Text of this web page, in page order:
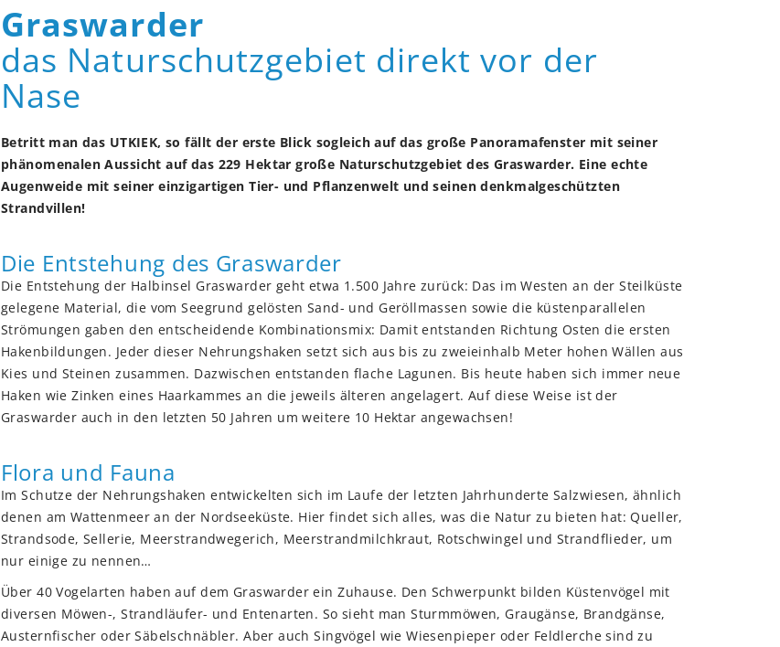
Graswarder
das Naturschutzgebiet direkt vor der
Nase
Betritt man das UTKIEK, so fällt der erste Blick sogleich auf das große Panoramafenster mit seiner
phänomenalen Aussicht auf das 229 Hektar große Naturschutzgebiet des Graswarder. Eine echte
Augenweide mit seiner einzigartigen Tier- und Pflanzenwelt und seinen denkmalgeschützten
Strandvillen!
Die Entstehung des Graswarder
Die Entstehung der Halbinsel Graswarder geht etwa 1.500 Jahre zurück: Das im Westen an der Steilküste
gelegene Material, die vom Seegrund gelösten Sand- und Geröllmassen sowie die küstenparallelen
Strömungen gaben den entscheidende Kombinationsmix: Damit entstanden Richtung Osten die ersten
Hakenbildungen. Jeder dieser Nehrungshaken setzt sich aus bis zu zweieinhalb Meter hohen Wällen aus
Kies und Steinen zusammen. Dazwischen entstanden flache Lagunen. Bis heute haben sich immer neue
Haken wie Zinken eines Haarkammes an die jeweils älteren angelagert. Auf diese Weise ist der
Graswarder auch in den letzten 50 Jahren um weitere 10 Hektar angewachsen!
Flora und Fauna
Im Schutze der Nehrungshaken entwickelten sich im Laufe der letzten Jahrhunderte Salzwiesen, ähnlich
denen am Wattenmeer an der Nordseeküste. Hier findet sich alles, was die Natur zu bieten hat: Queller,
Strandsode, Sellerie, Meerstrandwegerich, Meerstrandmilchkraut, Rotschwingel und Strandflieder, um
nur einige zu nennen…
Über 40 Vogelarten haben auf dem Graswarder ein Zuhause. Den Schwerpunkt bilden Küstenvögel mit
diversen Möwen-, Strandläufer- und Entenarten. So sieht man Sturmmöwen, Graugänse, Brandgänse,
Austernfischer oder Säbelschnäbler. Aber auch Singvögel wie Wiesenpieper oder Feldlerche sind zu